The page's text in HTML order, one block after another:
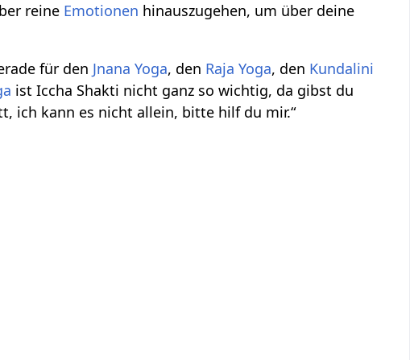
reine Emotionen hinauszugehen, um über deine
für den Jnana Yoga, den Raja Yoga, den Kundalini
ist Iccha Shakti nicht ganz so wichtig, da gibst du
ich kann es nicht allein, bitte hilf du mir.“